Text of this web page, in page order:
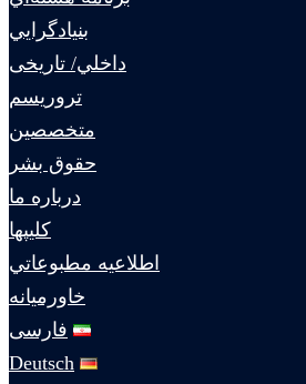
بنيادگرايي
داخلي/ تاریخی
تروريسم
متخصصين
حقوق بشر
درباره ما
كليپها
اطلاعيه مطبوعاتي
خاورميانه
فارسی
Deutsch